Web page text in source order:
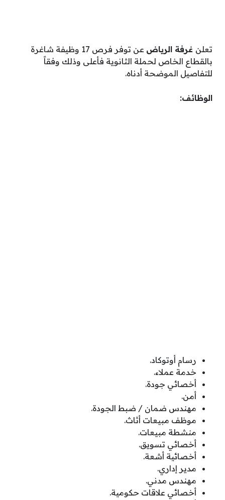
تعلن غرفة الرياض
عن توفر فرص 17 وظيفة شاغرة
بالقطاع الخاص لحملة الثانوية فأعلى وذلك وفقاً
للتفاصيل الموضحة أدناه.
الوظائف:
رسام أوتوكاد.
خدمة عملاء.
أخصائي جودة.
أمن.
مهندس ضمان / ضبط الجودة.
موظف مبيعات أثاث.
منشطة مبيعات.
أخصائي تسويق.
أخصائية أشعة.
مدير إداري.
مهندس مدني.
أخصائي علاقات حكومية.